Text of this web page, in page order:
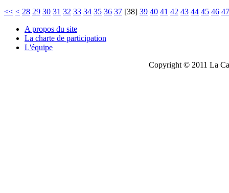
<< < 28 29 30 31 32 33 34 35 36 37 [38] 39 40 41 42 43 44 45 46 47
A propos du site
La charte de participation
L'équipe
Copyright © 2011 La